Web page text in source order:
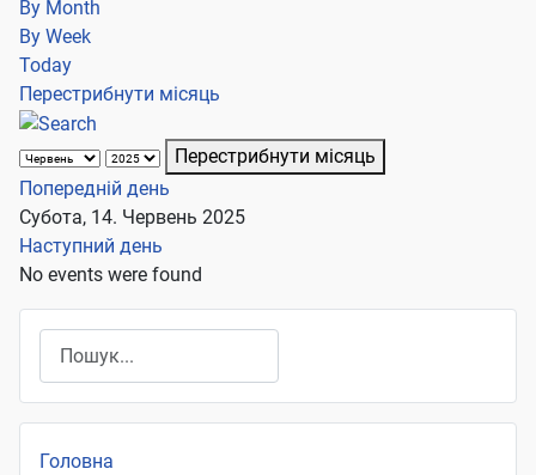
By Month
By Week
Today
Перестрибнути місяць
Перестрибнути місяць
Попередній день
Субота, 14. Червень 2025
Наступний день
No events were found
Головна